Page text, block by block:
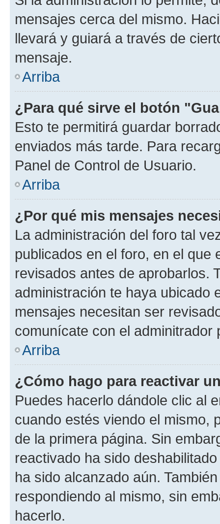
mensajes cerca del mismo.
llevará y guiará a través de
mensaje.
Arriba
¿Para qué sirve el botón
Esto te permitirá guardar
enviados más tarde. Para
Panel de Control de Usuario.
Arriba
¿Por qué mis mensajes
La administración del foro tal
publicados en el foro, en el
revisados antes de aprobarlos.
administración te haya ubicado
mensajes necesitan ser
comunícate con el
Arriba
¿Cómo hago para reactivar
Puedes hacerlo dándole clic al
cuando estés viendo el mismo,
de la primera página. Sin
reactivado ha sido
ha sido alcanzado aún.
respondiendo al mismo, sin
hacerlo.